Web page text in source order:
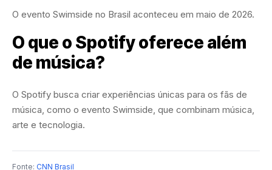
O evento Swimside no Brasil aconteceu em maio de 2026.
O que o Spotify oferece além
de música?
O Spotify busca criar experiências únicas para os fãs de
música, como o evento Swimside, que combinam música,
arte e tecnologia.
Fonte: CNN Brasil